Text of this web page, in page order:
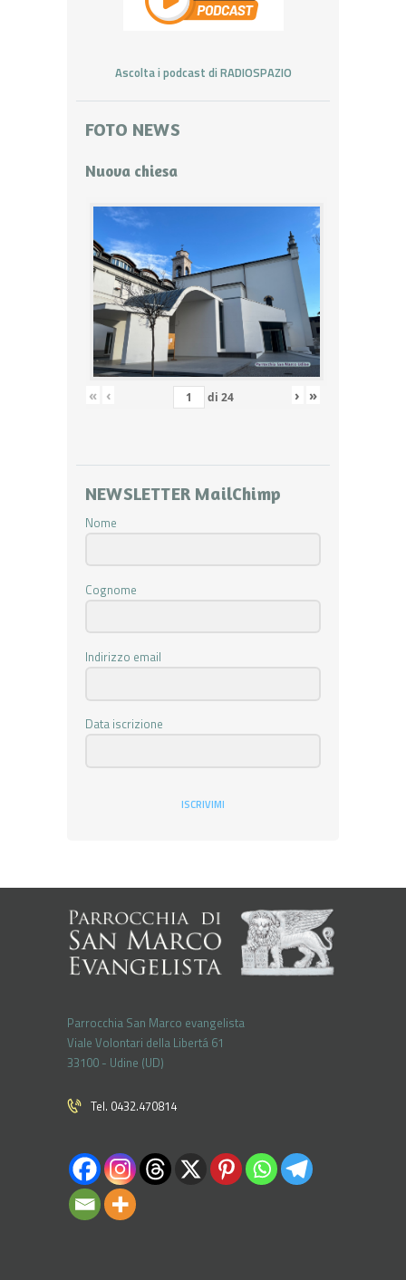
Ascolta i podcast di RADIOSPAZIO
FOTO NEWS
Nuova chiesa
« ‹ di 24 › »
NEWSLETTER MailChimp
Nome
Cognome
Indirizzo email
Data iscrizione
ISCRIVIMI
Parrocchia San Marco evangelista
Viale Volontari della Libertá 61
33100 - Udine (UD)
Tel. 0432.470814